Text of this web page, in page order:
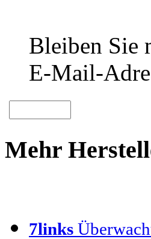
Bleiben Sie
E-Mail-
Mehr
7links